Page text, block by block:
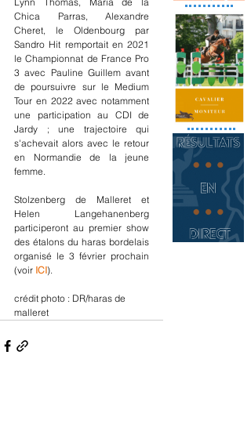
Chica Parras, Alexandre
Cheret, le Oldenbourg par
Sandro Hit remportait en 2021
le Championnat de France Pro
3 avec Pauline Guillem avant
de poursuivre sur le Medium
Tour en 2022 avec notamment
une participation au CDI de
Jardy ; une trajectoire qui
s'achevait alors avec le retour
en Normandie de la jeune
femme.
Stolzenberg de Malleret et
Helen Langehanenberg
participeront au premier show
des étalons du haras bordelais
organisé le 3 février prochain
(voir ICI).
crédit photo : DR/haras de
malleret